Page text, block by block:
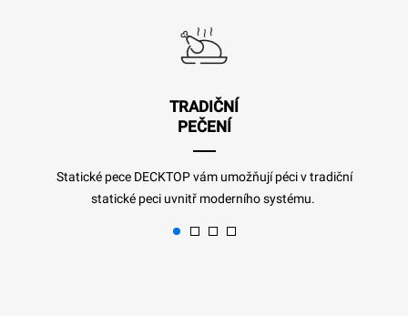
TRADIČNÍ
PEČENÍ
Statické pece DECKTOP vám umožňují péci v tradiční
statické peci uvnitř moderního systému.